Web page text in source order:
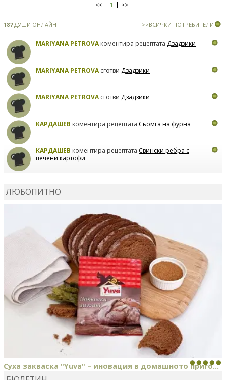
<< 1 >>
187ДУШИ ОНЛАЙН >>ВСИЧКИ ПОТРЕБИТЕЛИ
MARIYANA PETROVAкоментира рецептата Дзадзики
MARIYANA PETROVAсготви Дзадзики
MARIYANA PETROVAсготви Дзадзики
КАРДАШЕВ коментира рецептата Сьомга на фурна
КАРДАШЕВ коментира рецептата Свински ребра с
печени картофи
ЛЮБОПИТНО
Суха закваска "Yuva" – иновация в домашното приго...